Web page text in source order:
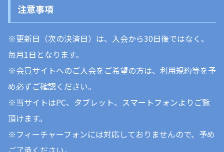
注意事項
※更新日（次の決済日）は、入会から30日後ではなく、
毎月1日となります。
※会員サイトへのご入会をご希望の方は、利用規約等を予
め必ずご確認ください。
※当サイトはPC、タブレット、スマートフォンよりご覧
頂けます。
※フィーチャーフォンには対応しておりませんので、予め